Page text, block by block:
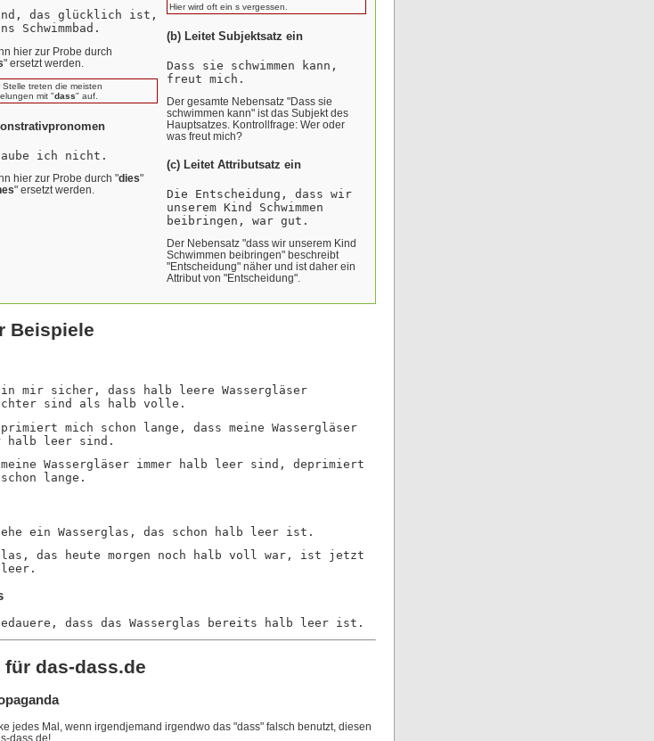
das glücklich ist,
Schwimmbad.
hier zur Probe durch
" ersetzt werden.
Stelle treten die meisten
mit "dass" auf.
ich nicht.
hier zur Probe durch "dies"
" ersetzt werden.
Hier wird oft ein s vergessen.
(b) Leitet Subjektsatz ein
Dass sie schwimmen kann,
freut mich.
Der gesamte Nebensatz "Dass sie
schwimmen kann" ist das Subjekt des
Hauptsatzes. Kontrollfrage: Wer oder
was freut mich?
(c) Leitet Attributsatz ein
Die Entscheidung, dass wir
unserem Kind Schwimmen
beibringen, war gut.
Der Nebensatz "dass wir unserem Kind
Schwimmen beibringen" beschreibt
"Entscheidung" näher und ist daher ein
Attribut von "Entscheidung".
Beispiele
mir sicher, dass halb leere Wassergläser
sind als halb volle.
mich schon lange, dass meine Wassergläser
halb leer sind.
meine Wassergläser immer halb leer sind, deprimiert
lange.
ein Wasserglas, das schon halb leer ist.
das heute morgen noch halb voll war, ist jetzt
dass das Wasserglas bereits halb leer ist.
für das-dass.de
jedes Mal, wenn irgendjemand irgendwo das "dass" falsch benutzt, diesen
dass.de!